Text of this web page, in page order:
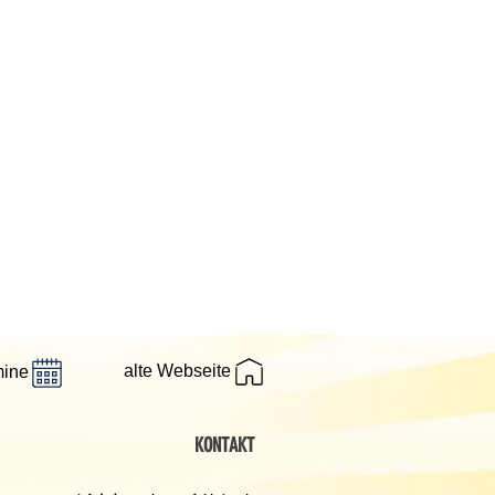
alte Webseite
KONTAKT